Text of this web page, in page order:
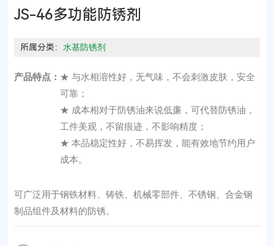
JS-46多功能防锈剂
所属分类：水基防锈剂
产品特点： ★ 与水相溶性好，无气味，不会刺激皮肤，安全
可靠；
★ 成本相对于防锈油来说低廉，可代替防锈油，
工件美观，不留痕迹，不影响精度；
★ 本品稳定性好，不易挥发，能有效地节约用户
成本。
可广泛用于钢铁材料、铸铁、机械零部件、不锈钢、合金钢
制品组件及材料的防锈。